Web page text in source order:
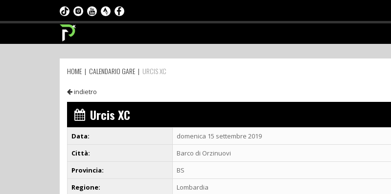
HOME | CALENDARIO GARE | URCIS XC
indietro
Urcis XC
Data:
domenica 15 settembre 2019
Città:
Barco di Orzinuovi
Provincia:
BS
Regione:
Lombardia